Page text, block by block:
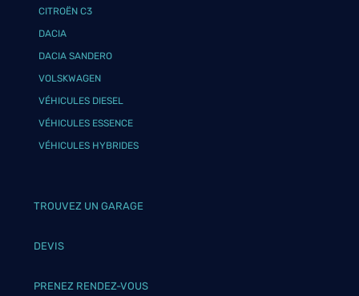
CITROËN C3
DACIA
DACIA SANDERO
VOLSKWAGEN
VÉHICULES DIESEL
VÉHICULES ESSENCE
VÉHICULES HYBRIDES
TROUVEZ UN GARAGE
DEVIS
PRENEZ RENDEZ-VOUS